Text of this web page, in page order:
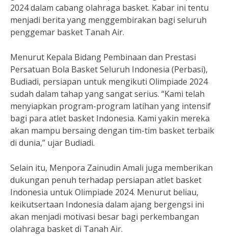
2024 dalam cabang olahraga basket. Kabar ini tentu
menjadi berita yang menggembirakan bagi seluruh
penggemar basket Tanah Air.
Menurut Kepala Bidang Pembinaan dan Prestasi
Persatuan Bola Basket Seluruh Indonesia (Perbasi),
Budiadi, persiapan untuk mengikuti Olimpiade 2024
sudah dalam tahap yang sangat serius. “Kami telah
menyiapkan program-program latihan yang intensif
bagi para atlet basket Indonesia. Kami yakin mereka
akan mampu bersaing dengan tim-tim basket terbaik
di dunia,” ujar Budiadi.
Selain itu, Menpora Zainudin Amali juga memberikan
dukungan penuh terhadap persiapan atlet basket
Indonesia untuk Olimpiade 2024. Menurut beliau,
keikutsertaan Indonesia dalam ajang bergengsi ini
akan menjadi motivasi besar bagi perkembangan
olahraga basket di Tanah Air.